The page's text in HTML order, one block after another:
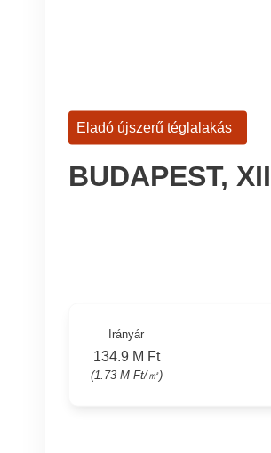
Eladó újszerű téglalakás
BUDAPEST,
Irányár
134.9 M Ft
(1.73 M Ft/㎡)